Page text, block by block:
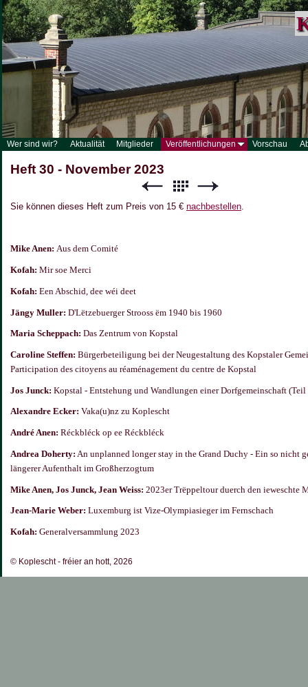
Wer sind wir? Aktualität Mitglieder Veröffentlichungen Vorschau
Heft 30 - November 2023
Sie können dieses Heft zum Preis von 15 € nachbestellen.
Mike Anen: Aus dem Comité
Kofah: Mir soe Merci
Kofah: Een Abschid, dee wéi deet
Jängy Muller: D'Lëtzebuerger Strooss ëm 1940 bis 1960
Maria Scheppach: Das Zentrum von Kopstal
Caroline Steffen: Bürgerbeteiligung bei der Neugestaltung des Kopstaler
Participation des citoyens au réaménagement du centre de Kopstal
Jos Junck: Kopstal - Entstehung und Wandlungen einer Dorfgemeinschaft (Teil
Alexandre Ecker: Vaka(u)nz zu Koplescht
André Anen: Réckbléck op ee Réckbléck
Andrea Doherty: An unplanned longer stay in the Grand Duchy - Ein so nicht
längerer Aufenthalt im Großherzogtum
Mike Anen, Jos Junck, Jean Weiss: 2023er Trëppeltour duerch den ieweschte
Jean-Marie Weber: Luxemburg ist Vize-Olympiasieger im Fernschach
Kofah: Generalversammlung 2023
© Koplescht - fréier an hott, 2026